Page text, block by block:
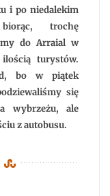
i po niedalekim
trochę
do Arraial w
turystów.
bo w piątek
się
wybrzeżu, ale
z autobusu.